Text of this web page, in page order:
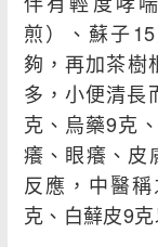
煎）、蘇子
夠，再加茶樹
多，小便清長
克、烏藥9克
癢、眼癢、皮
反應，中醫
克、白蘚皮9